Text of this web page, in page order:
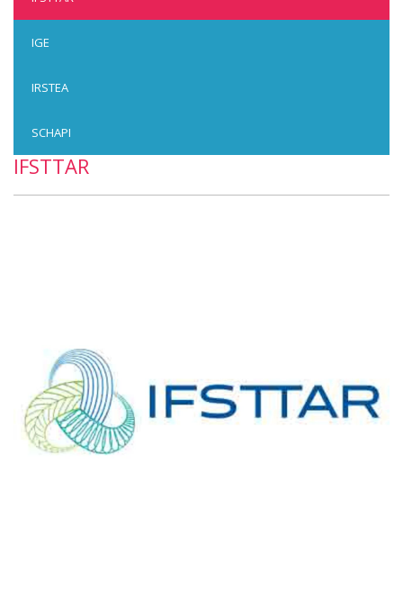
IGE
IRSTEA
SCHAPI
IFSTTAR